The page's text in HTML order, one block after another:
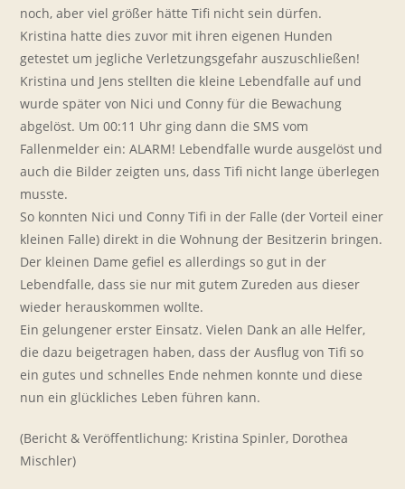
noch, aber viel größer hätte Tifi nicht sein dürfen.
Kristina hatte dies zuvor mit ihren eigenen Hunden
getestet um jegliche Verletzungsgefahr auszuschließen!
Kristina und Jens stellten die kleine Lebendfalle auf und
wurde später von Nici und Conny für die Bewachung
abgelöst. Um 00:11 Uhr ging dann die SMS vom
Fallenmelder ein: ALARM! Lebendfalle wurde ausgelöst und
auch die Bilder zeigten uns, dass Tifi nicht lange überlegen
musste.
So konnten Nici und Conny Tifi in der Falle (der Vorteil einer
kleinen Falle) direkt in die Wohnung der Besitzerin bringen.
Der kleinen Dame gefiel es allerdings so gut in der
Lebendfalle, dass sie nur mit gutem Zureden aus dieser
wieder herauskommen wollte.
Ein gelungener erster Einsatz. Vielen Dank an alle Helfer,
die dazu beigetragen haben, dass der Ausflug von Tifi so
ein gutes und schnelles Ende nehmen konnte und diese
nun ein glückliches Leben führen kann.
(Bericht & Veröffentlichung: Kristina Spinler, Dorothea
Mischler)